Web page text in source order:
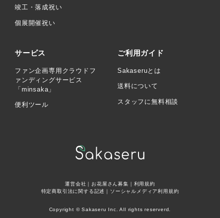
竣工・落成祝い
個展開催祝い
サービス
ファン企画専用クラウドフ
ァンディングサービス
「minsaka」
便利ツール
ご利用ガイド
Sakaseruとは
送料について
スタッフに無料相談
運営会社 ｜お花屋さん募集
利用規約
特定商取引法に関する記述
ソーシャルメディア利用規約
Copyright © Sakaseru Inc. All rights reserverd.